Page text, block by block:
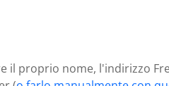
il proprio nome, l'indirizzo